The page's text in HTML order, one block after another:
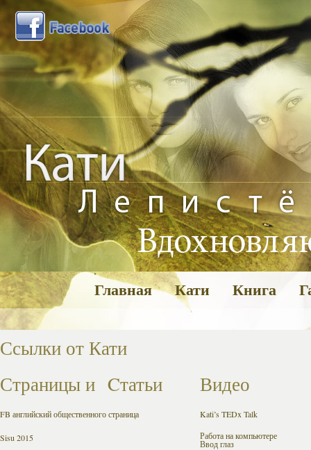
Главная Кати Книга
Ссылки от Кати
Страницыи Cтатьи
FB английский общественного страница
Sisu 2015
Видео
Kati’s TEDx Talk
Работа на компьютере
Ввод глаз